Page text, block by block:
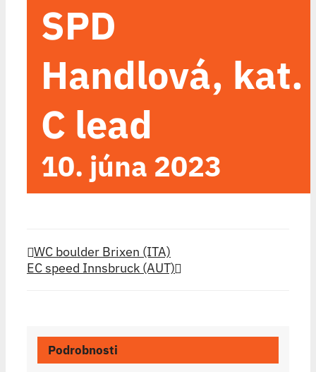
SPD
Handlová, kat.
C lead
10. júna 2023
WC boulder Brixen (ITA)
EC speed Innsbruck (AUT)
Podrobnosti